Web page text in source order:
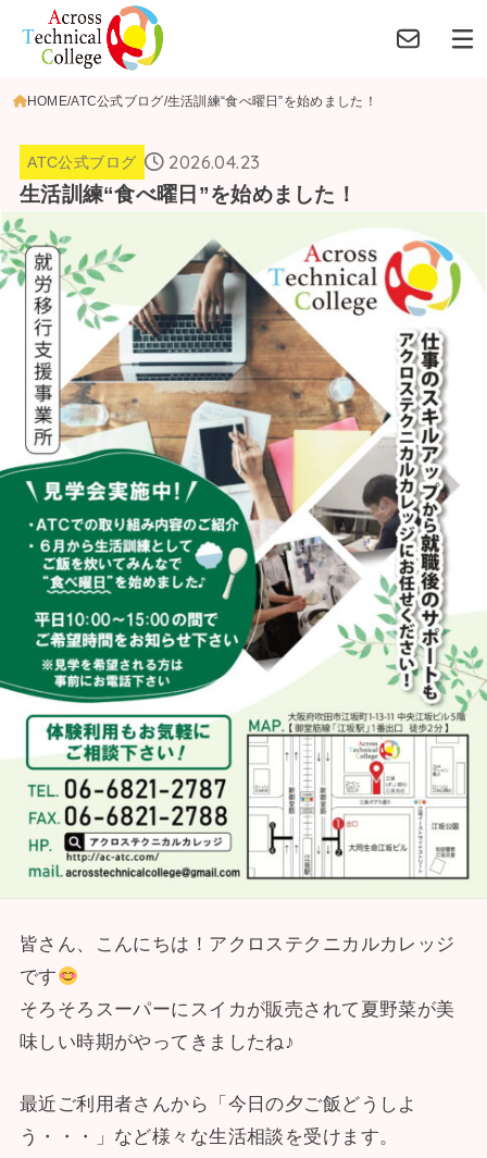
HOME ATC公式ブログ 生活訓練“食べ曜日”を始めました！
ATC公式ブログ
2026.04.23
生活訓練“食べ曜日”を始めました！
皆さん、こんにちは！アクロステクニカルカレッジ
です
そろそろスーパーにスイカが販売されて夏野菜が美
味しい時期がやってきましたね♪
最近ご利用者さんから「今日の夕ご飯どうしよ
う・・・」など様々な生活相談を受けます。